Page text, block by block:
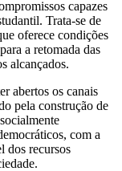
capazes
Trata-se de
oferece condições
a retomada das
alcançados.
abertos os canais
pela construção de
com a
dos recursos